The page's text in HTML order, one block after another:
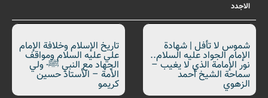
الاجدد
شموس لا تأفل | شهادة
الإمام الجواد عليه السلام..
نور الإمامة الذي لا يغيب –
سماحة الشيخ أحمد
الزهوي
تاريخ الإسلام وخلافة الإمام
علي عليه السلام ومواقف
الجهاد مع النبي ﷺ- ولي
الأمة – الأستاذ حسين
كريمو